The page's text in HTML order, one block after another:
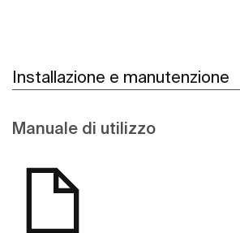
Installazione e manutenzione
Manuale di utilizzo